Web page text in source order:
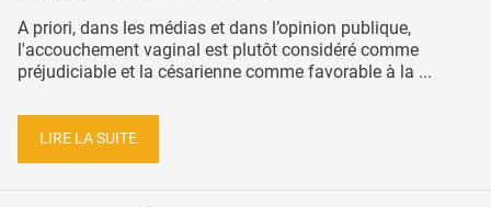
A priori, dans les médias et dans l’opinion publique,
l'accouchement vaginal est plutôt considéré comme
préjudiciable et la césarienne comme favorable à la ...
LIRE LA SUITE